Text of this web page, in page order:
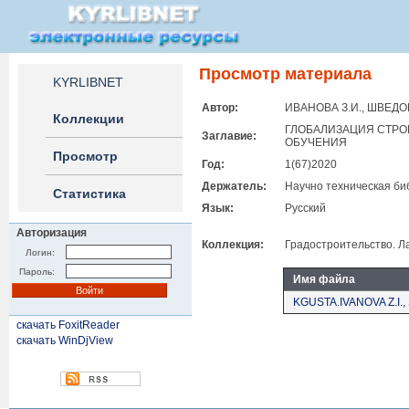
KYRLIBNET
Коллекции
Просмотр
Статистика
Авторизация
Логин:
Пароль:
скачать FoxitReader
скачать WinDjView
Просмотр материала
Автор: ИВАНОВА З.И.,
Заглавие:
ГЛОБАЛИЗАЦИЯ
ОБУЧЕНИЯ
Год:
1(67)2020
Держатель:
Научно техническая
Язык:
Русский
Коллекция: Градостроительство.
Имя файла
KGUSTA.IVANOVA